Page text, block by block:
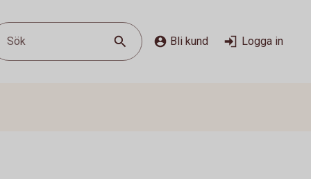
Sök Bli kund Logga in